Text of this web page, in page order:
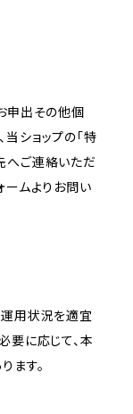
申出その他個
ショップの「特
へご連絡いただ
ームよりお問い
運用状況を適宜
要に応じて、本
ます。